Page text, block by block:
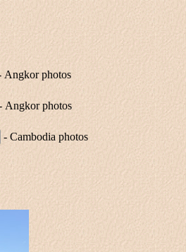
Angkor photos
Angkor photos
- Cambodia photos